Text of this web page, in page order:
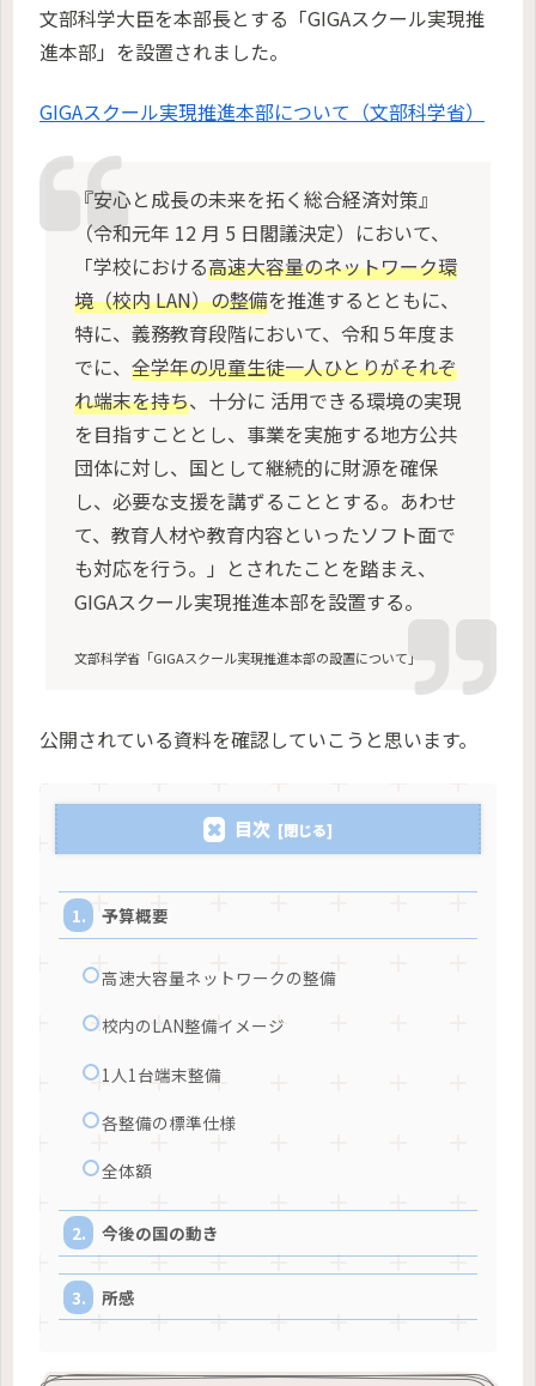
文部科学大臣を本部長とする「GIGAスクール実現推
進本部」を設置されました。
GIGAスクール実現推進本部について（文部科学省）
『安心と成長の未来を拓く総合経済対策』
（令和元年 12 月 5 日閣議決定）において、
「学校における高速大容量のネットワーク環
境（校内 LAN）の整備を推進するとともに、
特に、義務教育段階において、令和５年度ま
でに、 全学年の児童生徒一人ひとりがそれぞ
れ端末を持ち、十分に 活用できる環境の実現
を目指すこととし、事業を実施する地方公共
団体に対し、国として継続的に財源を確保
し、必要な支援を講ずることとする。あわせ
て、教育人材や教育内容といったソフト面で
も対応を行う。」とされたことを踏まえ、
GIGAスクール実現推進本部を設置する。
文部科学省「GIGAスクール実現推進本部の設置について」
公開されている資料を確認していこうと思います。
目次
予算概要
高速大容量ネットワークの整備
校内のLAN整備イメージ
1人1台端末整備
各整備の標準仕様
全体額
今後の国の動き
所感